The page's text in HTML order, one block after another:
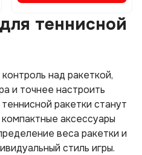
теннисной
над ракеткой,
и точнее настроить
ракетки станут
аксессуары
веса ракетки и
стиль игры.